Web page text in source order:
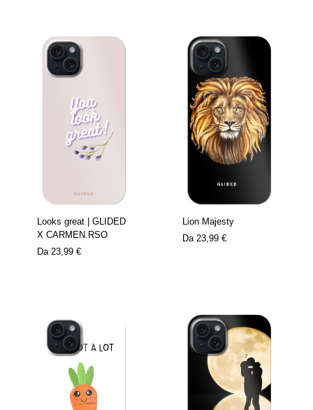
Looks great | GLIDED
X CARMEN.RSO
Da 23,99 €
Lion Majesty
Da 23,99 €